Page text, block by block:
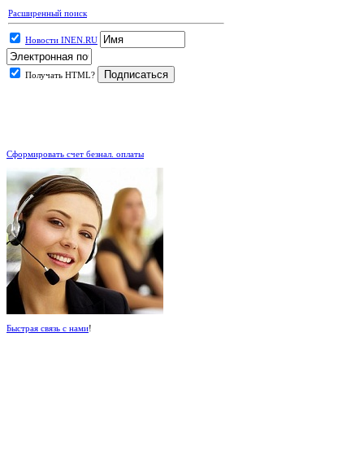
Расширенный поиск
Новости INEN.RU
Получать HTML?
Сформировать счет безнал. оплаты
Быстрая связь с нами!